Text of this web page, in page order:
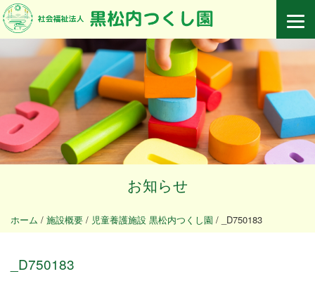
お知らせ
ホーム / 施設概要 / 児童養護施設 黒松内つくし園 / _D750183
_D750183